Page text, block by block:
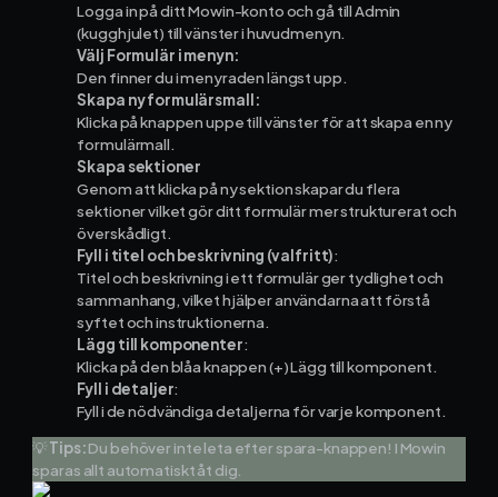
Fortnox
Spiris
Visma Administration
Funktioner
Arbetsorder
Husarbete
Logga in på ditt Mowin-konto och gå till Admin
(kugghjulet) till vänster i huvudmenyn.
Välj Formulär i menyn:
Den finner du i menyraden längst upp.
Skapa ny formulärsmall:
Klicka på knappen uppe till vänster för att skapa en ny
formulärmall.
Skapa sektioner
Genom att klicka på ny sektion skapar du flera
sektioner vilket gör ditt formulär mer strukturerat och
överskådligt.
Fyll i titel och beskrivning (valfritt):
Titel och beskrivning i ett formulär ger tydlighet och
sammanhang, vilket hjälper användarna att förstå
syftet och instruktionerna.
Lägg till komponenter:
Klicka på den blåa knappen (+) Lägg till komponent.
Fyll i detaljer:
Fyll i de nödvändiga detaljerna för varje komponent.
💡Tips:Du behöver inte leta efter spara-knappen! I Mowin
sparas allt automatiskt åt dig.